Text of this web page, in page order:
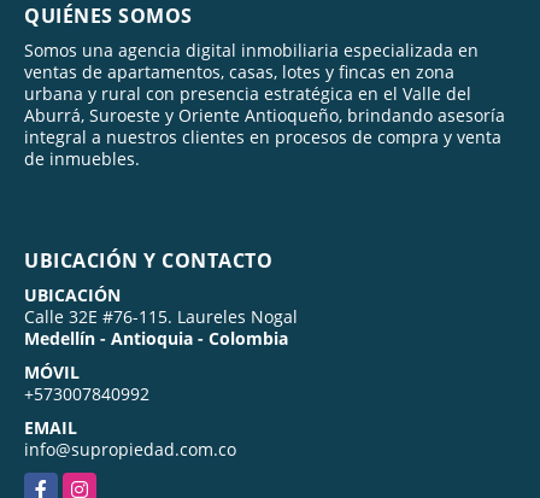
QUIÉNES SOMOS
Somos una agencia digital inmobiliaria especializada en
ventas de apartamentos, casas, lotes y fincas en zona
urbana y rural con presencia estratégica en el Valle del
Aburrá, Suroeste y Oriente Antioqueño, brindando asesoría
integral a nuestros clientes en procesos de compra y venta
de inmuebles.
UBICACIÓN Y CONTACTO
UBICACIÓN
Calle 32E #76-115. Laureles Nogal
Medellín - Antioquia - Colombia
MÓVIL
+573007840992
EMAIL
info@supropiedad.com.co
FacebookInstagram